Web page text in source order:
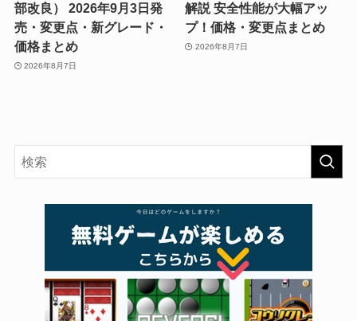
部改良） 2026年9月3日発
売・変更点・新グレード・
価格まとめ
2026年8月7日
解説 安全性能が大幅アッ
プ！価格・変更点まとめ
2026年8月7日